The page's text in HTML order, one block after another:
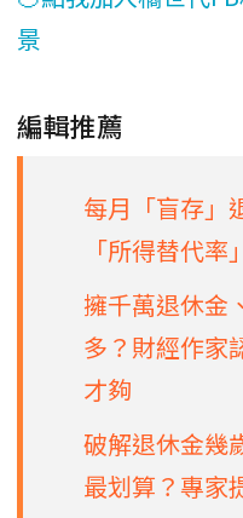
景
編輯推薦
每月「盲存」
「所得替代
擁千萬退休金
多？財經作家
才夠
破解退休金幾
最划算？專家